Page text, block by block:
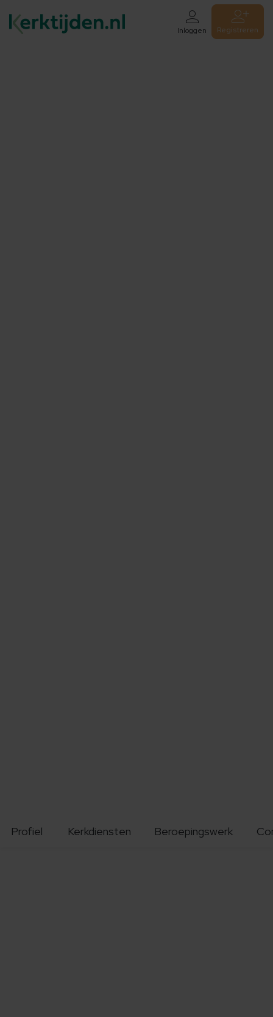
Inloggen Registreren
Profiel Kerkdiensten Beroepingswerk